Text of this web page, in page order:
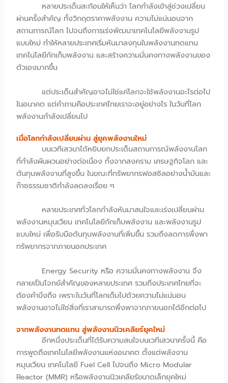
หลายประเด็นสะท้อนให้เห็นว่า โลกกำลังเข้าสู่ช่วงเปลี่ยน
ผ่านครั้งสำคัญ ทั้งวิกฤตราคาพลังงาน ความไม่แน่นอนจาก
สถานการณ์โลก ไปจนถึงการเร่งพัฒนาเทคโนโลยีพลังงานรูป
แบบใหม่ ทำให้หลายประเทศเริ่มหันมาลงทุนในพลังงานทดแทน
เทคโนโลยีกักเก็บพลังงาน และสร้างความมั่นคงทางพลังงานของ
ตัวเองมากขึ้น
แต่ประเด็นสำคัญอาจไม่ใช่แค่โลกจะใช้พลังงานอะไรต่อไป
ในอนาคต แต่คำถามคือประเทศไทยเราจะอยู่อย่างไร ในวันที่โลก
พลังงานกำลังเปลี่ยนไป
เมื่อโลกกำลังเปลี่ยนผ่าน สู่ยุคพลังงานใหม่
บนเวทีเสวนาได้หยิบยกประเด็นสถานการณ์พลังงานโลก
ที่กำลังผันผวนอย่างต่อเนื่อง ทั้งจากสงคราม เศรษฐกิจโลก และ
ต้นทุนพลังงานที่สูงขึ้น ในขณะที่ทรัพยากรฟอสซิลอย่างน้ำมันและ
ก๊าซธรรมชาติกำลังลดลงเรื่อย ๆ
หลายประเทศทั่วโลกกำลังหันมาสนใจและเร่งเปลี่ยนผ่าน
พลังงานหมุนเวียน เทคโนโลยีกักเก็บพลังงาน และพลังงานรูป
แบบใหม่ เพื่อรับมือต้นทุนพลังงานที่เพิ่มขึ้น รวมถึงลดการพึ่งพา
ทรัพยากรจากภายนอกประเทศ
Energy Security หรือ ความมั่นคงทางพลังงาน จึง
กลายเป็นโจทย์สำคัญของหลายประเทศ รวมถึงประเทศไทยที่จะ
ต้องคำนึงถึง เพราะในวันที่โลกเต็มไปด้วยความไม่แน่นอน
พลังงานอาจไม่ใช่สิ่งที่เราสามารถพึ่งพาจากภายนอกได้อีกต่อไป
จากพลังงานทดแทน สู่พลังงานนิวเคลียร์ยุคใหม่
อีกหนึ่งประเด็นที่ได้รับความสนใจบนเวทีเสวนาครั้งนี้ คือ
การพูดถึงเทคโนโลยีพลังงานแห่งอนาคต ตั้งแต่พลังงาน
หมุนเวียน เทคโนโลยี Fuel Cell ไปจนถึง Micro Modular
Reactor (MMR) หรือพลังงานนิวเคลียร์ขนาดเล็กยุคใหม่